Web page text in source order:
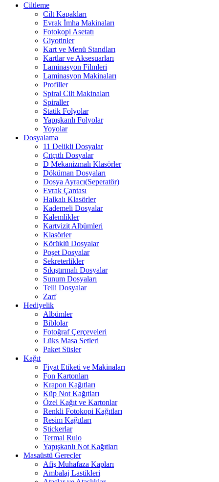
Ciltleme
Cilt Kapakları
Evrak İmha Makinaları
Fotokopi Asetatı
Giyotinler
Kart ve Menü Standları
Kartlar ve Aksesuarları
Laminasyon Filmleri
Laminasyon Makinaları
Profiller
Spiral Cilt Makinaları
Spiraller
Statik Folyolar
Yapışkanlı Folyolar
Yoyolar
Dosyalama
11 Delikli Dosyalar
Çıtçıtlı Dosyalar
D Mekanizmalı Klasörler
Döküman Dosyaları
Dosya Ayracı(Seperatör)
Evrak Çantası
Halkalı Klasörler
Kademeli Dosyalar
Kalemlikler
Kartvizit Albümleri
Klasörler
Körüklü Dosyalar
Poşet Dosyalar
Sekreterlikler
Sıkıştırmalı Dosyalar
Sunum Dosyaları
Telli Dosyalar
Zarf
Hediyelik
Albümler
Biblolar
Fotoğraf Çerçeveleri
Lüks Masa Setleri
Paket Süsler
Kağıt
Fiyat Etiketi ve Makinaları
Fon Kartonları
Krapon Kağıtları
Küp Not Kağıtları
Özel Kağıt ve Kartonlar
Renkli Fotokopi Kağıtları
Resim Kağıtları
Stickerlar
Termal Rulo
Yapışkanlı Not Kağıtları
Masaüstü Gereçler
Afiş Muhafaza Kapları
Ambalaj Lastikleri